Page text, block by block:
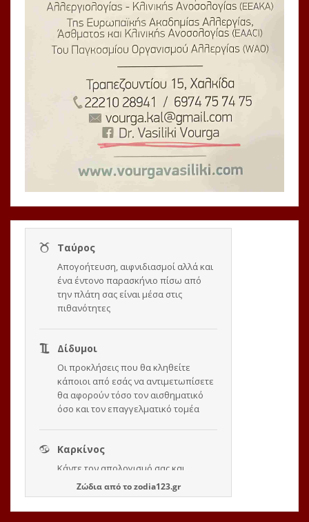
Ζώδιααπό τοzodia123.gr